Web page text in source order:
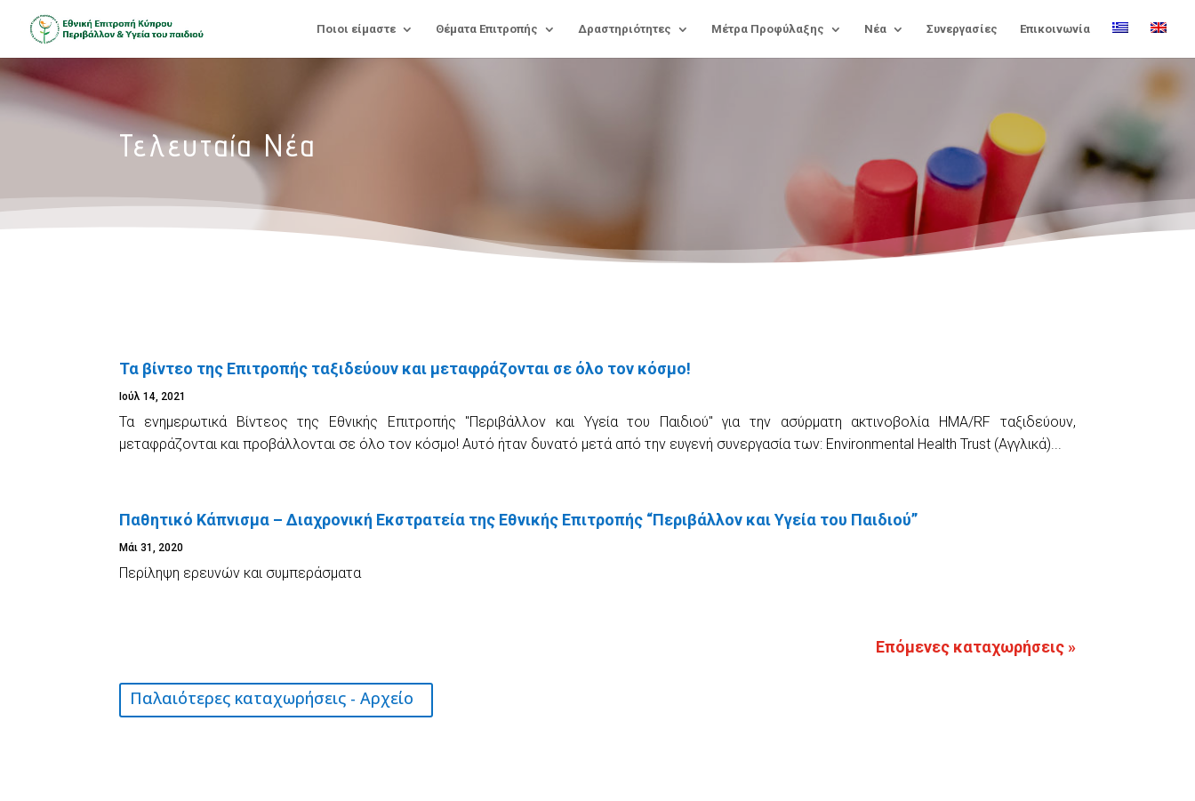
Ποιοι είμαστε Θέματα Επιτροπής Δραστηριότητες Μέτρα Προφύλαξης Νέα Συνεργασίες Επικοινωνία
Τελευταία Νέα
Τα βίντεο της Επιτροπής ταξιδεύουν και μεταφράζονται σε όλο τον κόσμο!
Ιούλ 14, 2021
Τα ενημερωτικά Βίντεος της Εθνικής Επιτροπής "Περιβάλλον και Υγεία του Παιδιού" για την ασύρματη ακτινοβολία ΗΜΑ/RF ταξιδεύουν,
μεταφράζονται και προβάλλονται σε όλο τον κόσμο! Αυτό ήταν δυνατό μετά από την ευγενή συνεργασία των: Environmental Health Trust (Αγγλικά)...
Παθητικό Κάπνισμα – Διαχρονική Εκστρατεία της Εθνικής Επιτροπής “Περιβάλλον και Υγεία του Παιδιού”
Μάι 31, 2020
Περίληψη ερευνών και συμπεράσματα
Επόμενες καταχωρήσεις »
Παλαιότερες καταχωρήσεις - Αρχείο